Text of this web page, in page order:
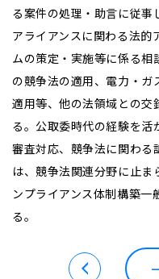
る案件の処理・助言に従事
アライアンスに関わる法的
ムの策定・実施等に係る
の競争法の適用、電力・ガ
適用等、他の法領域との交
る。公取委時代の経験を活
審査対応、競争法に関わる
は、競争法関連分野に止ま
ンプライアンス体制構築一
る。